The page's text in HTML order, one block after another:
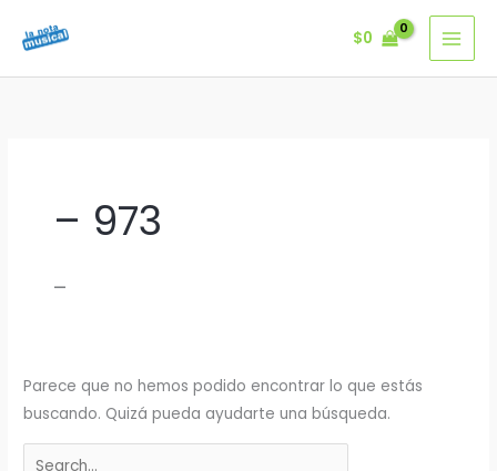
$0
– 973
–
Parece que no hemos podido encontrar lo que estás
buscando. Quizá pueda ayudarte una búsqueda.
Buscar